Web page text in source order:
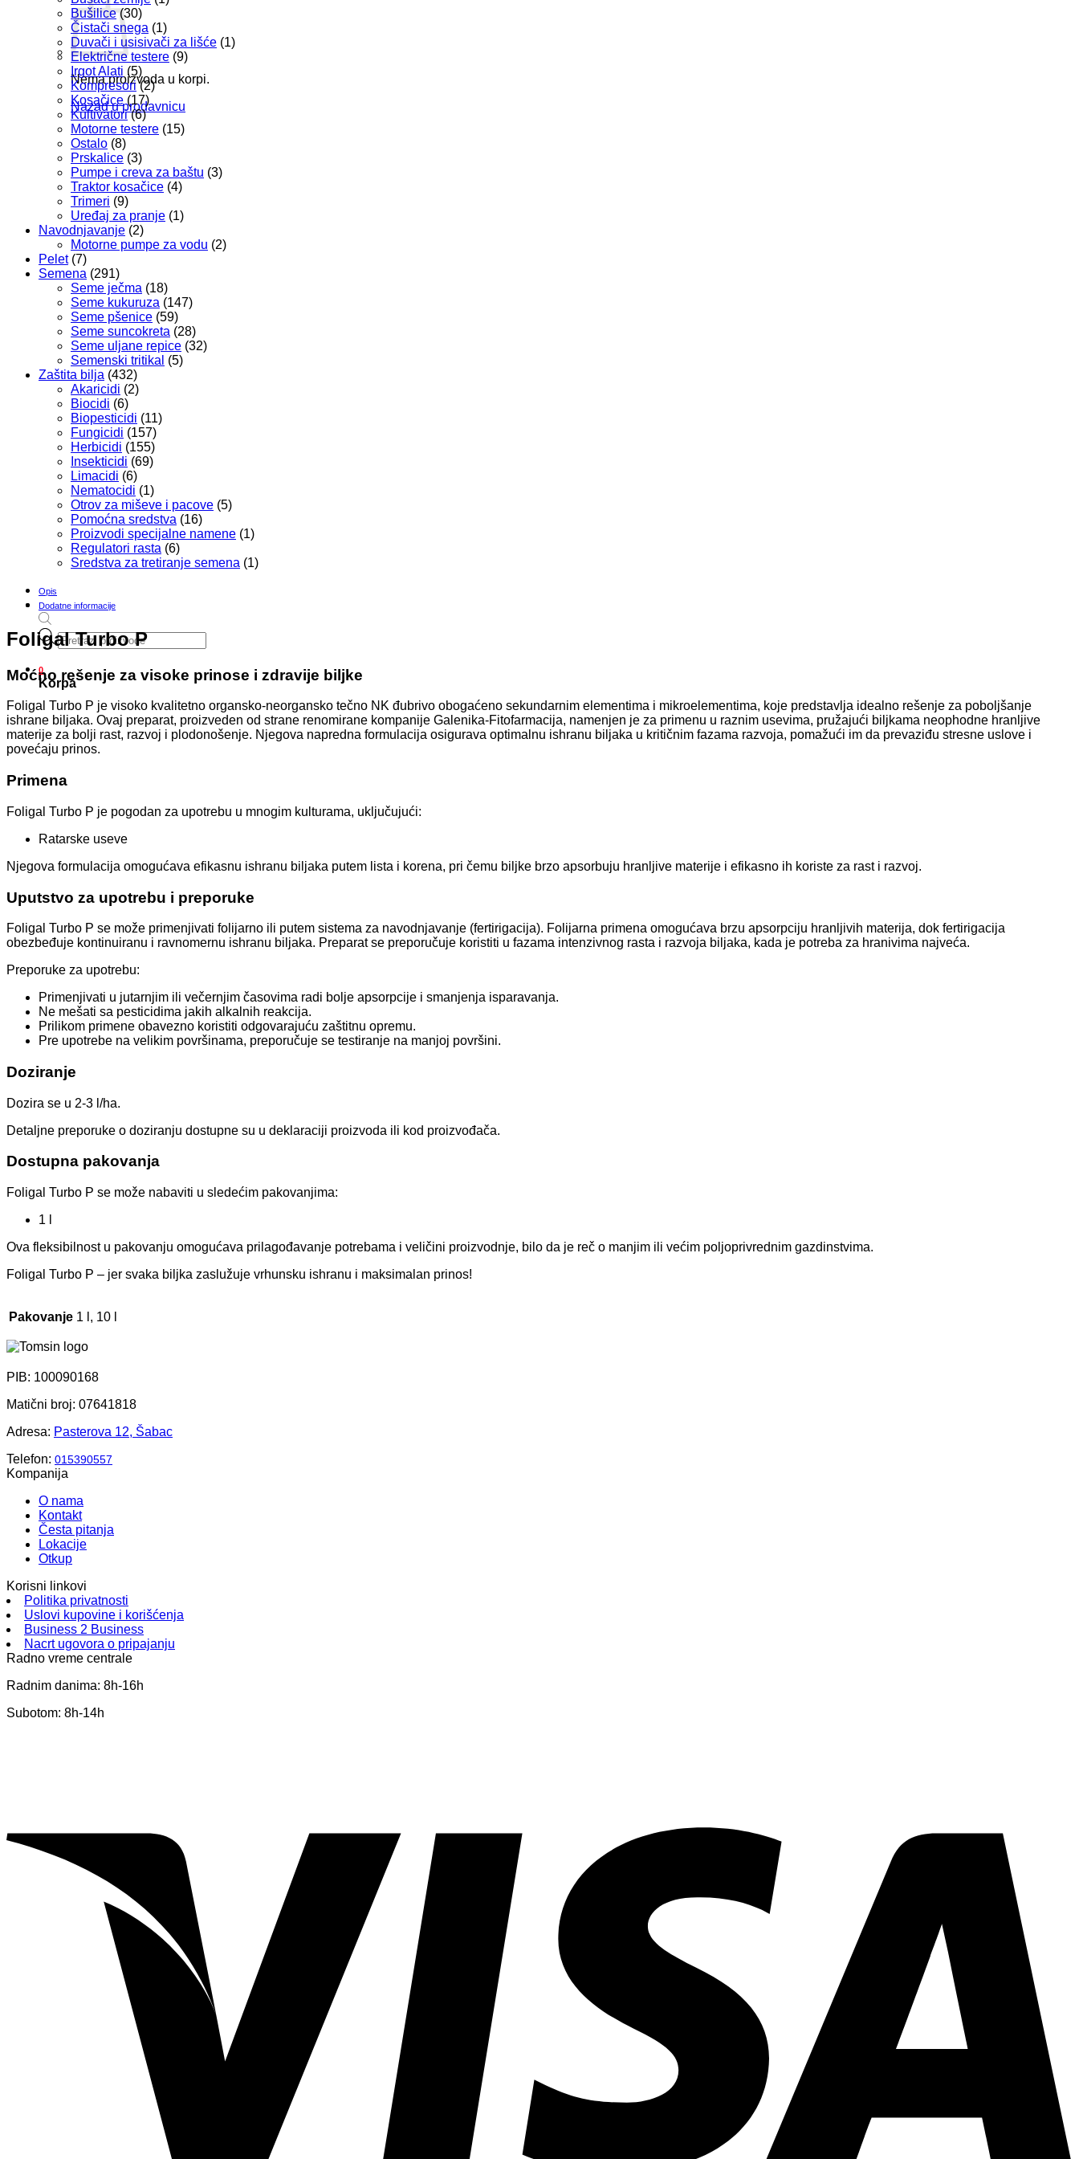
Nema proizvoda u korpi.
Nazad u prodavnicu
Products
search
0
Korpa
Bušilice (30)
Čistači snega (1)
Duvači i usisivači za lišće (1)
Električne testere (9)
Irgot Alati (5)
Kompresori (2)
Kosačice (17)
Kultivatori (6)
Motorne testere (15)
Ostalo (8)
Prskalice (3)
Pumpe i creva za baštu (3)
Traktor kosačice (4)
Trimeri (9)
Uređaj za pranje (1)
Navodnjavanje (2)
Motorne pumpe za vodu (2)
Pelet (7)
Semena (291)
Seme ječma (18)
Seme kukuruza (147)
Seme pšenice (59)
Seme suncokreta (28)
Seme uljane repice (32)
Semenski tritikal (5)
Zaštita bilja (432)
Akaricidi (2)
Biocidi (6)
Biopesticidi (11)
Fungicidi (157)
Herbicidi (155)
Insekticidi (69)
Limacidi (6)
Nematocidi (1)
Otrov za miševe i pacove (5)
Pomoćna sredstva (16)
Proizvodi specijalne namene (1)
Regulatori rasta (6)
Sredstva za tretiranje semena (1)
Opis
Dodatne informacije
Foligal Turbo P
Moćno rešenje za visoke prinose i zdravije biljke
Foligal Turbo P je visoko kvalitetno organsko-neorgansko tečno NK đubrivo obogaćeno sekundarnim elementima i mikroelementima, koje predstavlja idealno rešenje za poboljšanje
ishrane biljaka. Ovaj preparat, proizveden od strane renomirane kompanije Galenika-Fitofarmacija, namenjen je za primenu u raznim usevima, pružajući biljkama neophodne hranljive
materije za bolji rast, razvoj i plodonošenje. Njegova napredna formulacija osigurava optimalnu ishranu biljaka u kritičnim fazama razvoja, pomažući im da prevaziđu stresne uslove i
povećaju prinos.
Primena
Foligal Turbo P je pogodan za upotrebu u mnogim kulturama, uključujući:
Ratarske useve
Njegova formulacija omogućava efikasnu ishranu biljaka putem lista i korena, pri čemu biljke brzo apsorbuju hranljive materije i efikasno ih koriste za rast i razvoj.
Uputstvo za upotrebu i preporuke
Foligal Turbo P se može primenjivati folijarno ili putem sistema za navodnjavanje (fertirigacija). Folijarna primena omogućava brzu apsorpciju hranljivih materija, dok fertirigacija
obezbeđuje kontinuiranu i ravnomernu ishranu biljaka. Preparat se preporučuje koristiti u fazama intenzivnog rasta i razvoja biljaka, kada je potreba za hranivima najveća.
Preporuke za upotrebu:
Primenjivati u jutarnjim ili večernjim časovima radi bolje apsorpcije i smanjenja isparavanja.
Ne mešati sa pesticidima jakih alkalnih reakcija.
Prilikom primene obavezno koristiti odgovarajuću zaštitnu opremu.
Pre upotrebe na velikim površinama, preporučuje se testiranje na manjoj površini.
Doziranje
Dozira se u 2-3 l/ha.
Detaljne preporuke o doziranju dostupne su u deklaraciji proizvoda ili kod proizvođača.
Dostupna pakovanja
Foligal Turbo P se može nabaviti u sledećim pakovanjima:
1 l
Ova fleksibilnost u pakovanju omogućava prilagođavanje potrebama i veličini proizvodnje, bilo da je reč o manjim ili većim poljoprivrednim gazdinstvima.
Foligal Turbo P – jer svaka biljka zaslužuje vrhunsku ishranu i maksimalan prinos!
Pakovanje 1 l, 10 l
PIB: 100090168
Matični broj: 07641818
Adresa: Pasterova 12, Šabac
Telefon: 015390557
Kompanija
O nama
Kontakt
Česta pitanja
Lokacije
Otkup
Korisni linkovi
Politika privatnosti
Uslovi kupovine i korišćenja
Business 2 Business
Nacrt ugovora o pripajanju
Radno vreme centrale
Radnim danima: 8h-16h
Subotom: 8h-14h